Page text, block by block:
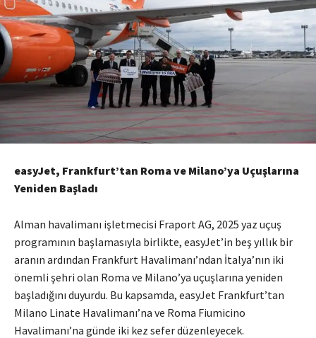
easyJet, Frankfurt’tan Roma ve Milano’ya Uçuşlarına
Yeniden Başladı
Alman havalimanı işletmecisi Fraport AG, 2025 yaz uçuş
programının başlamasıyla birlikte, easyJet’in beş yıllık bir
aranın ardından Frankfurt Havalimanı’ndan İtalya’nın iki
önemli şehri olan Roma ve Milano’ya uçuşlarına yeniden
başladığını duyurdu. Bu kapsamda, easyJet Frankfurt’tan
Milano Linate Havalimanı’na ve Roma Fiumicino
Havalimanı’na günde iki kez sefer düzenleyecek.